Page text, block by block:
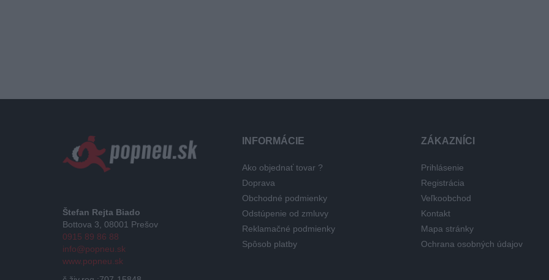
Štefan Rejta Biado
Bottova 3, 08001 Prešov
0915 89 86 88
info@popneu.sk
www.popneu.sk
INFORMÁCIE
Ako objednať tovar ?
Doprava
Obchodné podmienky
Odstúpenie od zmluvy
Reklamačné podmienky
Spôsob platby
ZÁKAZNÍCI
Prihlásenie
Registrácia
Veľkoobchod
Kontakt
Mapa stránky
Ochrana osobných údajov